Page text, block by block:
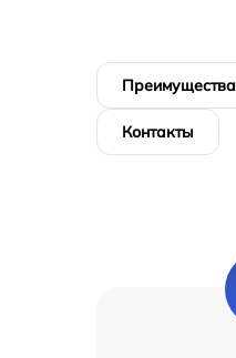
Преимущества
Контакты